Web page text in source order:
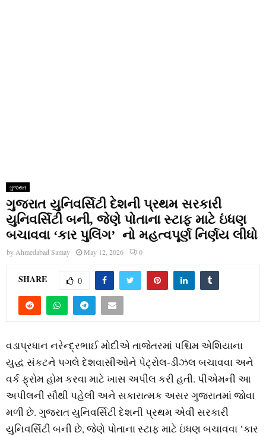
ગુજરાત
ગુજરાત યુનિવર્સિટી દેશની પ્રથમ સરકારી
યુનિવર્સિટી બની, જેણે પોતાના સ્ટાફ માટે ઇંધણ
બચાવવા ‘કાર પુલિંગ’ નો મહત્વપૂર્ણ નિર્ણય લીધો
by Ahmedabad Samay May 12, 2026 0
SHARE 0
વડાપ્રધાન નરેન્દ્રભાઈ મોદીએ તાજેતરમાં પશ્ચિમ એશિયાના
યુદ્ધ સંકટને પગલે દેશવાસીઓને પેટ્રોલ-ડીઝલ બચાવવા અને
વર્ક ફ્રોમ હોમ કરવા માટે ખાસ અપીલ કરી હતી. પીએમની આ
અપીલની સૌથી પહેલી અને સકારાત્મક અસર ગુજરાતમાં જોવા
મળી છે. ગુજરાત યુનિવર્સિટી દેશની પ્રથમ એવી સરકારી
યુનિવર્સિટી બની છે, જેણે પોતાના સ્ટાફ માટે ઇંધણ બચાવવા ‘કાર